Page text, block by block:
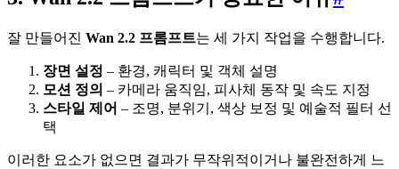
잘 만들어진 Wan 2.2 프롬프트는 세 가지 작업을 수행합니다.
장면 설정 – 환경, 캐릭터 및 객체 설명
모션 정의 – 카메라 움직임, 피사체 동작 및 속도 지정
스타일 제어 – 조명, 분위기, 색상 보정 및 예술적 필터 선
택
이러한 요소가 없으면 결과가 무작위적이거나 불완전하게 느